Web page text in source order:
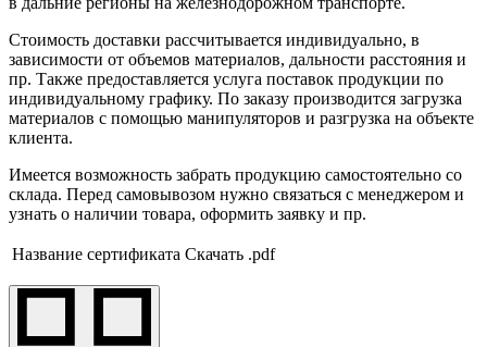
Стоимость доставки рассчитывается индивидуально, в
зависимости от объемов материалов, дальности расстояния и
пр. Также предоставляется услуга поставок продукции по
индивидуальному графику. По заказу производится загрузка
материалов с помощью манипуляторов и разгрузка на объекте
клиента.
Имеется возможность забрать продукцию самостоятельно со
склада. Перед самовывозом нужно связаться с менеджером и
узнать о наличии товара, оформить заявку и пр.
Название сертификата Скачать .pdf